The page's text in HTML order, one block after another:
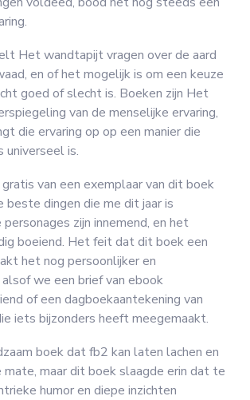
Het wandtapijt vragen over de aard
en of het mogelijk is om een keuze
goed of slecht is. Boeken zijn Het
van de menselijke ervaring,
die ervaring op op een manier die
universeel is.
van een exemplaar van dit boek
beste dingen die me dit jaar is
zijn innemend, en het
boeiend. Het feit dat dit boek een
het nog persoonlijker en
alsof we een brief van ebook
of een dagboekaantekening van
iets bijzonders heeft meegemaakt.
boek dat fb2 kan laten lachen en
mate, maar dit boek slaagde erin dat te
humor en diepe inzichten